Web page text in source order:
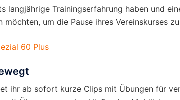
langjährige Trainingserfahrung haben und
möchten, um die Pause ihres Vereinskurses
60 Plus
ihr ab sofort kurze Clips mit Übungen für